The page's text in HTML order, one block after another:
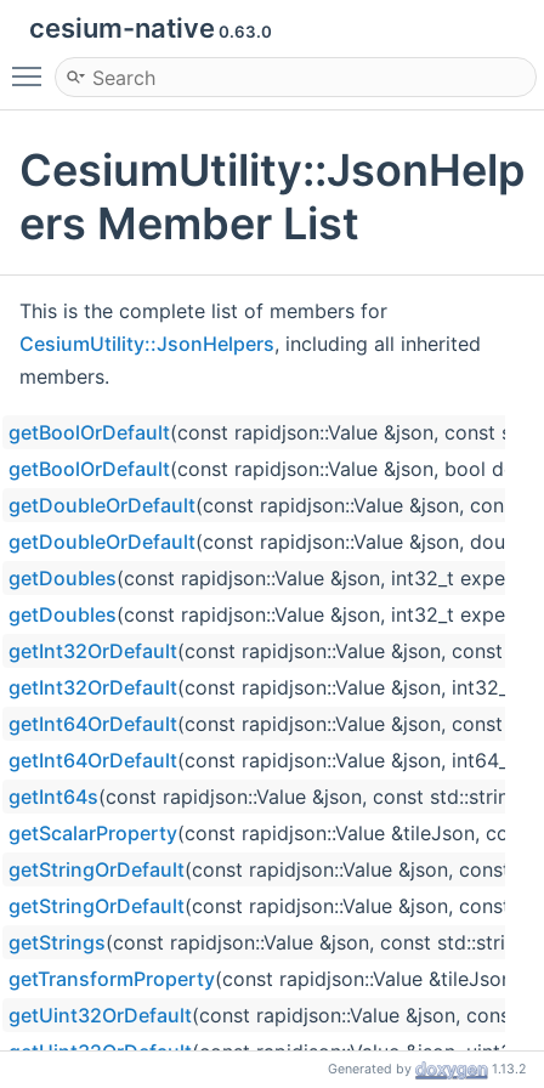
cesium-native 0.63.0
Toggle main menu visibility
CesiumUtility::JsonHelp
ers Member List
This is the complete list of members for
CesiumUtility::JsonHelpers, including all inherited
members.
getBoolOrDefault(const rapidjson::Value &json, const
getBoolOrDefault(const rapidjson::Value &json, bool
getDoubleOrDefault(const rapidjson::Value &json, const
getDoubleOrDefault(const rapidjson::Value &json, double
getDoubles(const rapidjson::Value &json, int32_t
getDoubles(const rapidjson::Value &json, int32_t
getInt32OrDefault(const rapidjson::Value &json, const
getInt32OrDefault(const rapidjson::Value &json, int32_t
getInt64OrDefault(const rapidjson::Value &json, const
getInt64OrDefault(const rapidjson::Value &json, int64_t
getInt64s(const rapidjson::Value &json, const std::string
getScalarProperty(const rapidjson::Value &tileJson,
getStringOrDefault(const rapidjson::Value &json, const
getStringOrDefault(const rapidjson::Value &json, const
getStrings(const rapidjson::Value &json, const std::string
getTransformProperty(const rapidjson::Value &tileJson,
getUint32OrDefault(const rapidjson::Value &json, const
getUint32OrDefault(const rapidjson::Value &json,
Generated by 1.13.2